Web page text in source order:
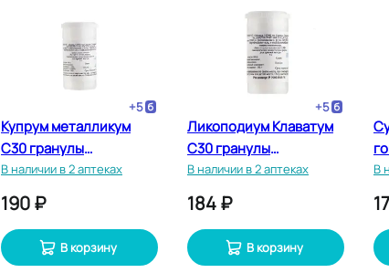
+5
Купрум металликум
С30 гранулы
гомеопатические 5 г
В наличии в 2 аптеках
190 ₽
В корзину
+5
Ликоподиум Клаватум
С30 гранулы
гомеопатические 5 г
В наличии в 2 аптеках
184 ₽
В корзину
В